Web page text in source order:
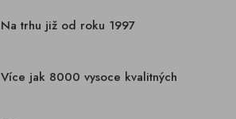
Na trhu již od roku 1997
Více jak 8000 vysoce kvalitných